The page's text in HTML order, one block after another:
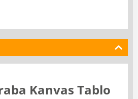
Kanvas Tablo